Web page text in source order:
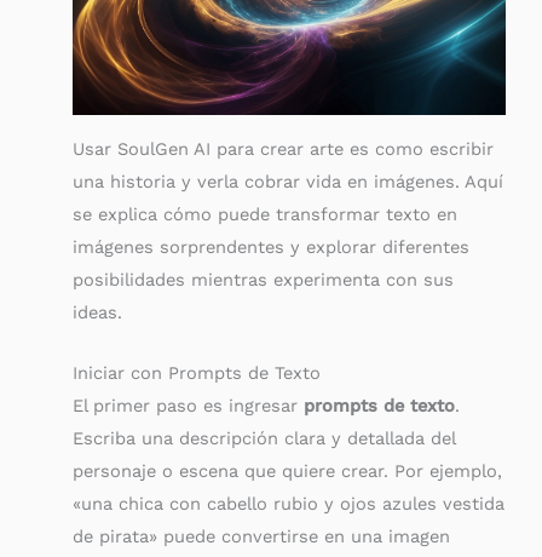
Usar SoulGen AI para crear arte es como escribir
una historia y verla cobrar vida en imágenes. Aquí
se explica cómo puede transformar texto en
imágenes sorprendentes y explorar diferentes
posibilidades mientras experimenta con sus
ideas.
Iniciar con Prompts de Texto
El primer paso es ingresar prompts de texto.
Escriba una descripción clara y detallada del
personaje o escena que quiere crear. Por ejemplo,
«una chica con cabello rubio y ojos azules vestida
de pirata» puede convertirse en una imagen